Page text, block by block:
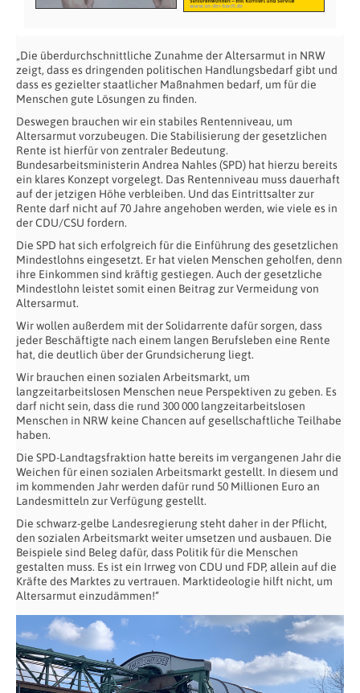
„Die überdurchschnittliche Zunahme der Altersarmut in NRW
zeigt, dass es dringenden politischen Handlungsbedarf gibt und
dass es gezielter staatlicher Maßnahmen bedarf, um für die
Menschen gute Lösungen zu finden.
Deswegen brauchen wir ein stabiles Rentenniveau, um
Altersarmut vorzubeugen. Die Stabilisierung der gesetzlichen
Rente ist hierfür von zentraler Bedeutung.
Bundesarbeitsministerin Andrea Nahles (SPD) hat hierzu bereits
ein klares Konzept vorgelegt. Das Rentenniveau muss dauerhaft
auf der jetzigen Höhe verbleiben. Und das Eintrittsalter zur
Rente darf nicht auf 70 Jahre angehoben werden, wie viele es in
der CDU/CSU fordern.
Die SPD hat sich erfolgreich für die Einführung des gesetzlichen
Mindestlohns eingesetzt. Er hat vielen Menschen geholfen, denn
ihre Einkommen sind kräftig gestiegen. Auch der gesetzliche
Mindestlohn leistet somit einen Beitrag zur Vermeidung von
Altersarmut.
Wir wollen außerdem mit der Solidarrente dafür sorgen, dass
jeder Beschäftigte nach einem langen Berufsleben eine Rente
hat, die deutlich über der Grundsicherung liegt.
Wir brauchen einen sozialen Arbeitsmarkt, um
langzeitarbeitslosen Menschen neue Perspektiven zu geben. Es
darf nicht sein, dass die rund 300 000 langzeitarbeitslosen
Menschen in NRW keine Chancen auf gesellschaftliche Teilhabe
haben.
Die SPD-Landtagsfraktion hatte bereits im vergangenen Jahr die
Weichen für einen sozialen Arbeitsmarkt gestellt. In diesem und
im kommenden Jahr werden dafür rund 50 Millionen Euro an
Landesmitteln zur Verfügung gestellt.
Die schwarz-gelbe Landesregierung steht daher in der Pflicht,
den sozialen Arbeitsmarkt weiter umsetzen und ausbauen. Die
Beispiele sind Beleg dafür, dass Politik für die Menschen
gestalten muss. Es ist ein Irrweg von CDU und FDP, allein auf die
Kräfte des Marktes zu vertrauen. Marktideologie hilft nicht, um
Altersarmut einzudämmen!“